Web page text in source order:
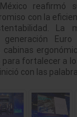
reafirmó
con la
La
Euro
para fortalecer a
con las